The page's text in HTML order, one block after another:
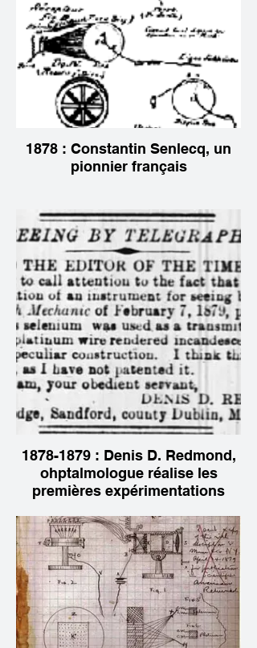
1878 : Constantin Senlecq, un
pionnier français
1878-1879 : Denis D. Redmond,
ohptalmologue réalise les
premières expérimentations